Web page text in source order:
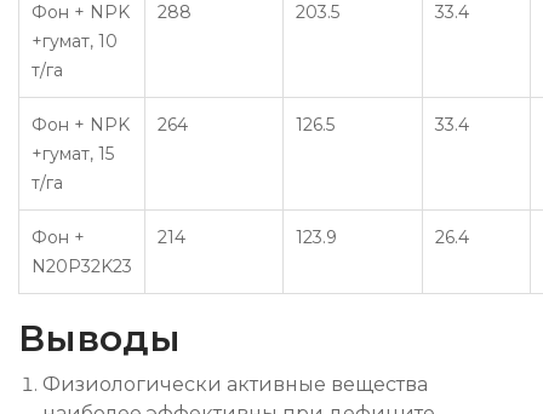
Фон + NPK
+гумат, 10
т/га
288 203.5 33.4
Фон + NPK
+гумат, 15
т/га
264 126.5 33.4
Фон +
N20P32K23
214 123.9 26.4
Выводы
Физиологически активные вещества